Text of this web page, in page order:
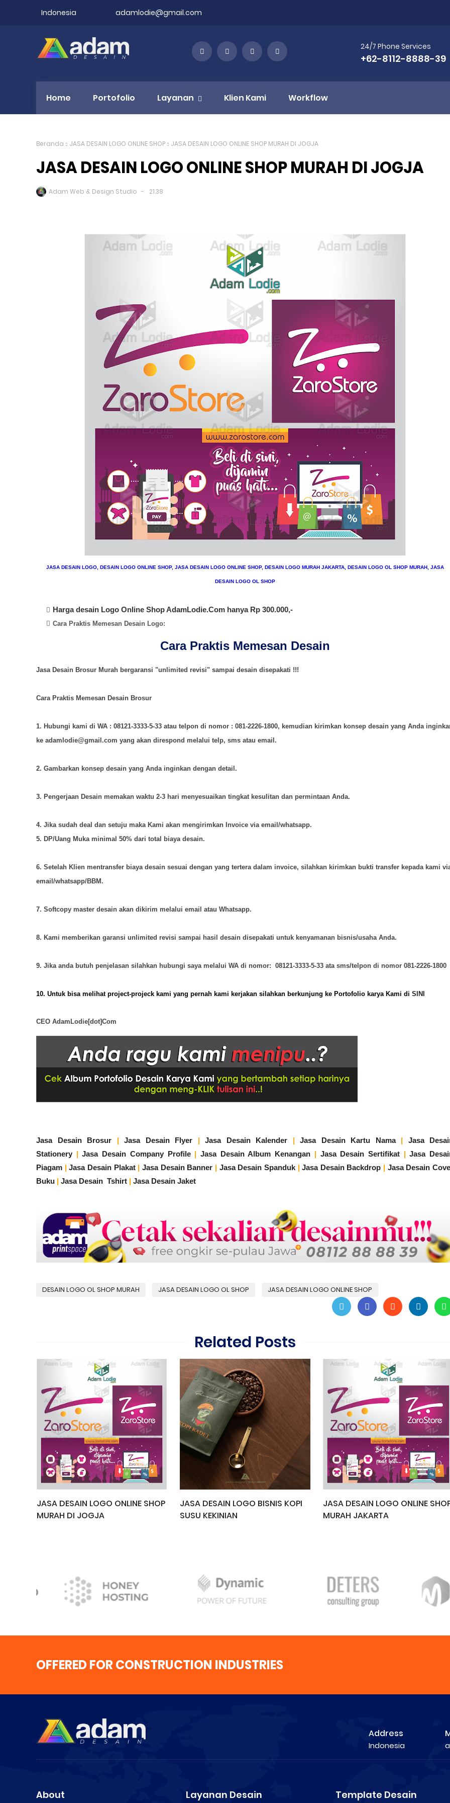
Indonesia adamlodie@gmail.com
24/7 Phone Services
+62-8112-8888-39
Home Portofolio Layanan Klien Kami Workflow
Beranda JASA DESAIN LOGO ONLINE SHOP JASA DESAIN LOGO ONLINE SHOP MURAH DI JOGJA
JASA DESAIN LOGO ONLINE SHOP MURAH DI JOGJA
Adam Web & Design Studio 21.38
JASA DESAIN LOGO, DESAIN LOGO ONLINE SHOP, JASA DESAIN LOGO ONLINE SHOP, DESAIN LOGO MURAH JAKARTA, DESAIN LOGO OL SHOP MURAH, JASA
DESAIN LOGO OL SHOP
Harga desain Logo Online Shop AdamLodie.Com hanya Rp 300.000,-
Cara Praktis Memesan Desain Logo:
Cara Praktis Memesan Desain
Jasa Desain Brosur Murah bergaransi "unlimited revisi" sampai desain disepakati !!!
Cara Praktis Memesan Desain Brosur
1. Hubungi kami di WA : 08121-3333-5-33 atau telpon di nomor : 081-2226-1800, kemudian kirimkan konsep desain yang Anda
ke adamlodie@gmail.com yang akan direspond melalui telp, sms atau email.
2. Gambarkan konsep desain yang Anda inginkan dengan detail.
3. Pengerjaan Desain memakan waktu 2-3 hari menyesuaikan tingkat kesulitan dan permintaan Anda.
4. Jika sudah deal dan setuju maka Kami akan mengirimkan Invoice via email/whatsapp.
5. DP/Uang Muka minimal 50% dari total biaya desain.
6. Setelah Klien mentransfer biaya desain sesuai dengan yang tertera dalam invoice, silahkan kirimkan bukti transfer kepada kami
email/whatsapp/BBM.
7. Softcopy master desain akan dikirim melalui email atau Whatsapp.
8. Kami memberikan garansi unlimited revisi sampai hasil desain disepakati untuk kenyamanan bisnis/usaha Anda.
9. Jika anda butuh penjelasan silahkan hubungi saya melalui WA di nomor: 08121-3333-5-33 ata sms/telpon di nomor 081-2226-1800
10. Untuk bisa melihat project-projeck kami yang pernah kami kerjakan silahkan berkunjung ke Portofolio karya Kami di SINI
CEO AdamLodie[dot]Com
Jasa Desain Brosur | Jasa Desain Flyer | Jasa Desain Kalender | Jasa Desain Kartu Nama| Jasa
Stationery |Jasa Desain Company Profile| Jasa Desain Album Kenangan | Jasa Desain Sertifikat|Jasa
Piagam |Jasa Desain Plakat| Jasa Desain Banner | Jasa Desain Spanduk|Jasa Desain Backdrop | Jasa Desain
Buku | Jasa Desain Tshirt | Jasa Desain Jaket
DESAIN LOGO OL SHOP MURAH JASA DESAIN LOGO OL SHOP JASA DESAIN LOGO ONLINE SHOP
Related Posts
JASA DESAIN LOGO ONLINE SHOP
MURAH DI JOGJA
JASA DESAIN LOGO BISNIS KOPI
SUSU KEKINIAN
JASA DESAIN LOGO ONLINE
MURAH JAKARTA
OFFERED FOR CONSTRUCTION INDUSTRIES
Address
Indonesia
About Layanan Desain Template Desain